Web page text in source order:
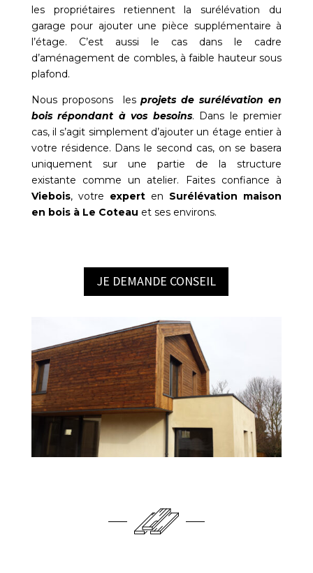
les propriétaires retiennent la surélévation du
garage pour ajouter une pièce supplémentaire à
l’étage. C’est aussi le cas dans le cadre
d’aménagement de combles, à faible hauteur sous
plafond.
Nous proposons lesprojets de surélévation en
bois répondant à vos besoins. Dans le premier
cas, il s’agit simplement d’ajouter un étage entier à
votre résidence. Dans le second cas, on se basera
uniquement sur une partie de la structure
existante comme un atelier. Faites confiance à
Viebois, votre experten Surélévation maison
en bois à Le Coteau et ses environs.
JE DEMANDE CONSEIL